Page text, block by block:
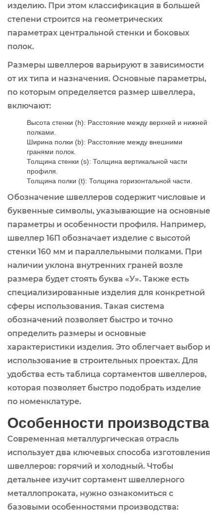
изделию. При этом классификация в большей
степени строится на геометрических
параметрах центральной стенки и боковых
полок.
Размеры швеллеров варьируют в зависимости
от их типа и назначения. Основные параметры,
по которым определяется размер швеллера,
включают:
Высота стенки (h): Расстояние между верхней и нижней
полками.
Ширина полки (b): Расстояние между внешними
гранями полок.
Толщина стенки (s): Толщина вертикальной части
профиля.
Толщина полки (t): Толщина горизонтальной части.
Обозначение швеллеров содержит числовые и
буквенные символы, указывающие на основные
параметры и особенности профиля. Например,
швеллер 16П обозначает изделие с высотой
стенки 160 мм и параллельными полками. При
наличии уклона внутренних граней возле
размера будет стоять буква «У». Также есть
специализированные изделия для конкретной
сферы использования. Такая система
обозначений позволяет быстро и точно
определить размеры и основные
характеристики изделия. Это облегчает выбор и
использование в строительных проектах. Для
удобства есть таблица сортаментов швеллеров,
которая позволяет быстро подобрать изделие
по номенклатуре.
Особенности производства
Современная металлургическая отрасль
использует два ключевых способа изготовления
швеллеров: горячий и холодный. Чтобы
детальнее изучит сортамент швеллерного
металлопроката, нужно ознакомиться с
базовыми особенностями производства: